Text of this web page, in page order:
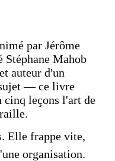
par Jérôme
Stéphane Mahob
auteur d'un
— ce livre
leçons l'art de
Elle frappe vite,
organisation.